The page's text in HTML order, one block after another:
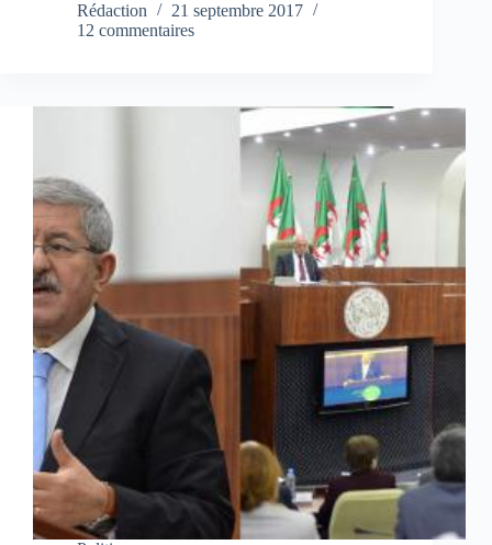
Rédaction
21 septembre 2017
12 commentaires